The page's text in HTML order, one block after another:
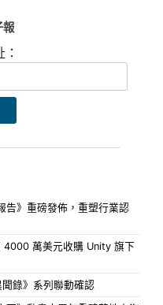
報
告》重磅發佈，重塑行業認
4000 萬美元收購 Unity 旗下
聞錄》系列聯動確認